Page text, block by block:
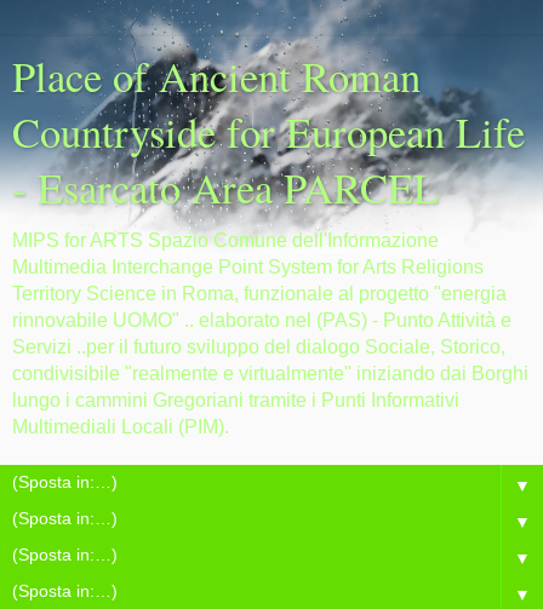
Place of Ancient Roman
Countryside for European Life
- Esarcato Area PARCEL
MIPS for ARTS Spazio Comune dell'Informazione
Multimedia Interchange Point System for Arts Religions
Territory Science in Roma, funzionale al progetto "energia
rinnovabile UOMO" .. elaborato nel (PAS) - Punto Attività e
Servizi ..per il futuro sviluppo del dialogo Sociale, Storico,
condivisibile "realmente e virtualmente" iniziando dai Borghi
lungo i cammini Gregoriani tramite i Punti Informativi
Multimediali Locali (PIM).
▼
▼
▼
▼